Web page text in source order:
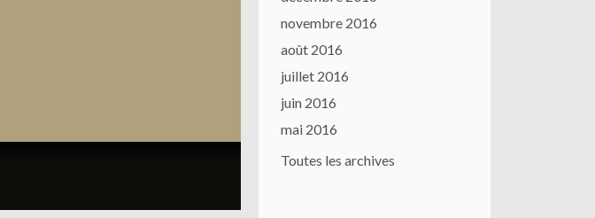
novembre 2016
août 2016
juillet 2016
juin 2016
mai 2016
Toutes les archives